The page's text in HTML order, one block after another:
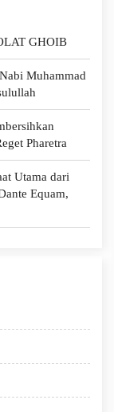
GHOIB
Muhammad
Pharetra
Utama dari
Equam,